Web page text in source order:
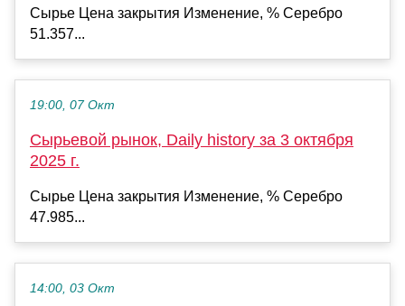
Сырье Цена закрытия Изменение, % Серебро
51.357...
19:00, 07 Окт
Сырьевой рынок, Daily history за 3 октября
2025 г.
Сырье Цена закрытия Изменение, % Серебро
47.985...
14:00, 03 Окт